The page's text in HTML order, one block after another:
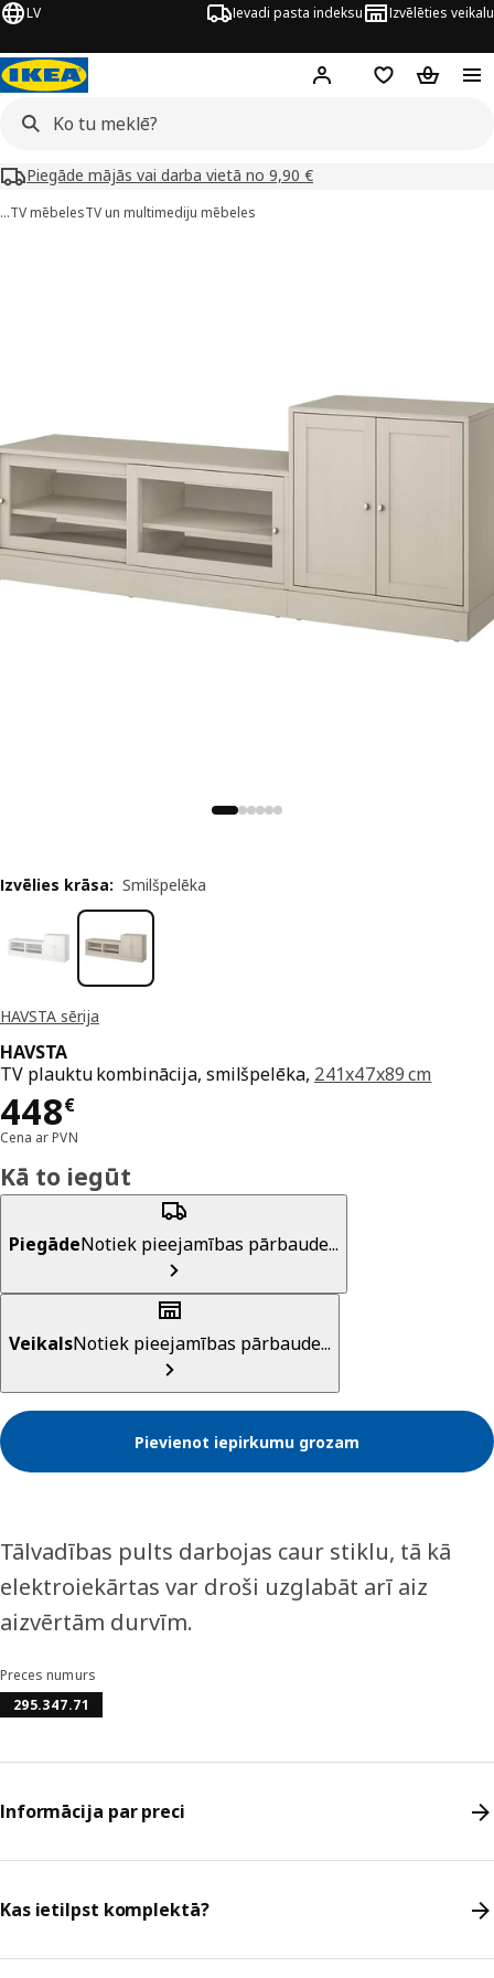
LV Ievadi pasta indeksu Izvēlēties veikalu
Hej! Pierakstīties
PirkumuPirkumu
Piegāde mājās vai darba vietā no 9,90 €
…TV mēbelesTV un multimediju mēbeles
HAVSTA sērija
HAVSTA
TV plauktu kombinācija, smilšpelēka, 241x47x89 cm
448€
Cena 448€
Cena ar PVN
Izvēlies krāsa: Smilšpelēka
Kā to iegūt
PiegādeNotiek pieejamības pārbaude...
VeikalsNotiek pieejamības pārbaude...
Pievienot iepirkumu grozam
Tālvadības pults darbojas caur stiklu, tā kā
elektroiekārtas var droši uzglabāt arī aiz
aizvērtām durvīm.
Preces numurs
295.347.71
Informācija par preci
Kas ietilpst komplektā?